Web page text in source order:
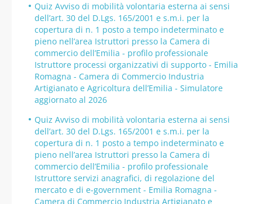
Quiz Avviso di mobilità volontaria esterna ai sensi
dell’art. 30 del D.Lgs. 165/2001 e s.m.i. per la
copertura di n. 1 posto a tempo indeterminato e
pieno nell’area Istruttori presso la Camera di
commercio dell’Emilia - profilo professionale
Istruttore processi organizzativi di supporto - Emilia
Romagna - Camera di Commercio Industria
Artigianato e Agricoltura dell’Emilia - Simulatore
aggiornato al 2026
Quiz Avviso di mobilità volontaria esterna ai sensi
dell’art. 30 del D.Lgs. 165/2001 e s.m.i. per la
copertura di n. 1 posto a tempo indeterminato e
pieno nell’area Istruttori presso la Camera di
commercio dell’Emilia - profilo professionale
Istruttore servizi anagrafici, di regolazione del
mercato e di e-government - Emilia Romagna -
Camera di Commercio Industria Artigianato e